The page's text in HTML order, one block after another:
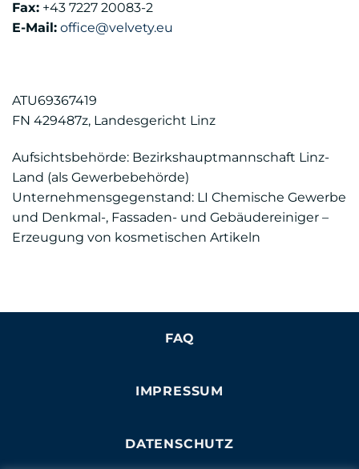
Fax: +43 7227 20083-2
E-Mail: office@​velvety.eu
ATU69367419
FN 429487z, Landesgericht Linz
Aufsichtsbehörde: Bezirkshauptmannschaft Linz-
Land (als Gewerbebehörde)
Unternehmensgegenstand: LI Chemische Gewerbe
und Denkmal-, Fassaden- und Gebäudereiniger –
Erzeugung von kosmetischen Artikeln
FAQ
IMPRESSUM
DATENSCHUTZ